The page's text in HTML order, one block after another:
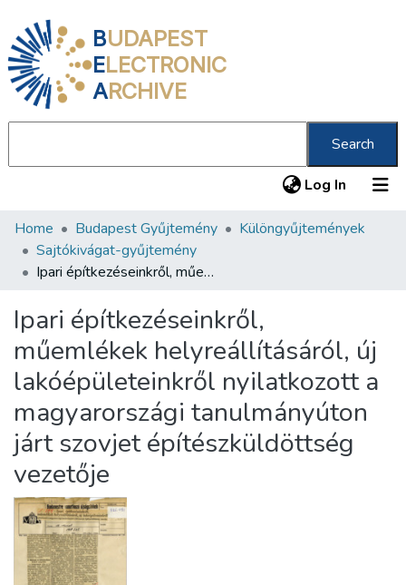
BUDAPEST
ELECTRONIC
ARCHIVE
Search
Log In (current)
Communities & Collections
All of DSpace
About us
Home Budapest Gyűjtemény
Különgyűjtemények
Sajtókivágat-gyűjtemény
Ipari építkezéseinkről, műemlékek helyreállításáról, új lakóépületeinkről nyilatkozott a magyarországi tanulmányúton járt szovjet építészküldöttség vezetője
Ipari építkezéseinkről,
műemlékek helyreállításáról, új
lakóépületeinkről nyilatkozott a
magyarországi tanulmányúton
járt szovjet építészküldöttség
vezetője